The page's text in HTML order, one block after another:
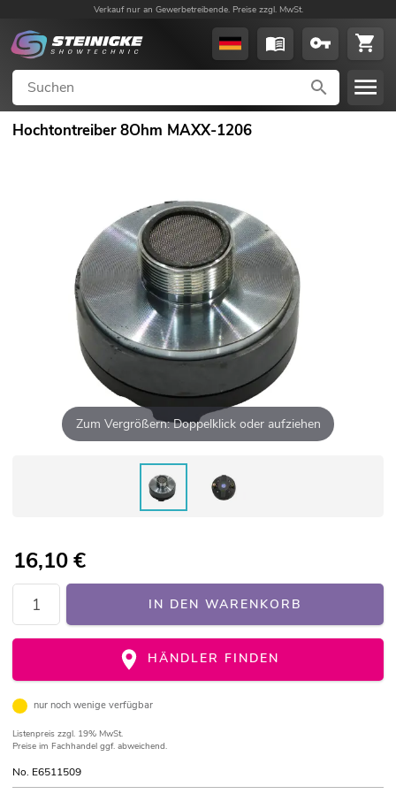
Verkauf nur an Gewerbetreibende. Preise zzgl. MwSt.
Hochtontreiber 8Ohm MAXX-1206
Zum Vergrößern: Doppelklick oder aufziehen
16,10€
IN DEN WARENKORB
HÄNDLER FINDEN
nur noch wenige verfügbar
Listenpreis zzgl. 19% MwSt.
Preise im Fachhandel ggf. abweichend.
No. E6511509